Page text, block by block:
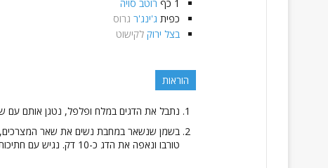
1 כף רוטב סויה
כפית ג'ינג'ר גרוס
בצל ירוק לקישוט
הוראות
נתבל את הדגים במלח ופלפל, נטגן אותם עם שמן החמנייה כ-3 דק
בשמן שנשאר במחבת נשים את שאר המצרכים,
טורבו ונאפה את הדג כ-10 דק. נגיש עם חתיכות של בצל ירוק למעלה ולימון. שיהיה בתאבון!